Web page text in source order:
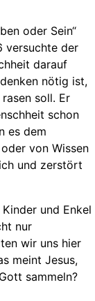
oder Sein“
versuchte der
darauf
nötig ist,
soll. Er
schon
es dem
von Wissen
und zerstört
und Enkel
nur
wir uns hier
meint Jesus,
sammeln?